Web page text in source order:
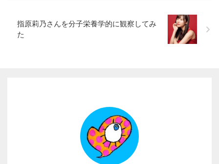
指原莉乃さんを分子栄養学的に観察してみ
た